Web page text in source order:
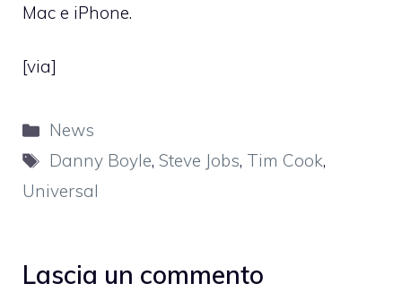
Mac e iPhone.
[via]
Categorie
News
Tag
Danny Boyle,Steve Jobs, Tim Cook,
Universal
Lascia un commento